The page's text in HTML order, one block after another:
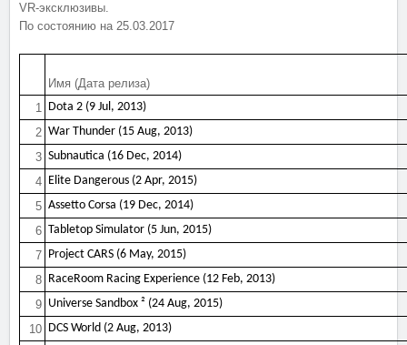
VR-эксклюзивы.
По состоянию на 25.03.2017
Имя (Дата релиза)
1 Dota 2 (9 Jul, 2013)
2 War Thunder (15 Aug, 2013)
3 Subnautica (16 Dec, 2014)
4 Elite Dangerous (2 Apr, 2015)
5 Assetto Corsa (19 Dec, 2014)
6 Tabletop Simulator (5 Jun, 2015)
7 Project CARS (6 May, 2015)
8 RaceRoom Racing Experience (12 Feb, 2013)
9 Universe Sandbox ² (24 Aug, 2015)
10 DCS World (2 Aug, 2013)